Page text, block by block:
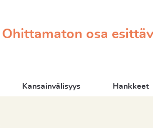
Ohittamaton osa
Kansainvälisyys Hankkeet